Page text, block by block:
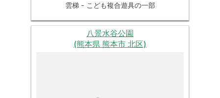
雲梯 - こども複合遊具の一部
八景水谷公園
(熊本県 熊本市 北区)